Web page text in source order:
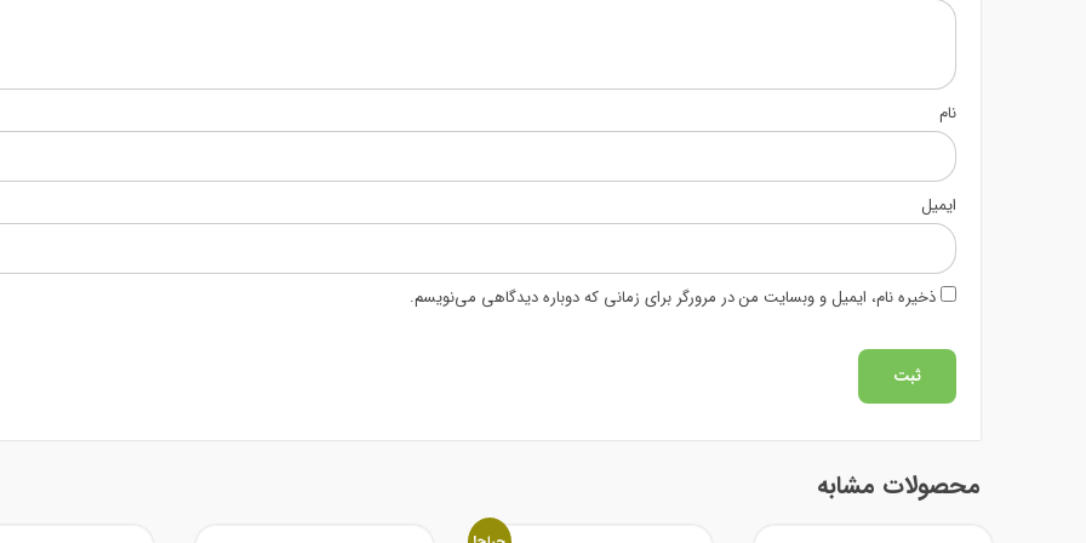
نام
ایمیل
ذخیره نام، ایمیل و وبسایت من در مرورگر برای زمانی که دوباره دیدگاهی می‌نویسم.
محصولات مشابه